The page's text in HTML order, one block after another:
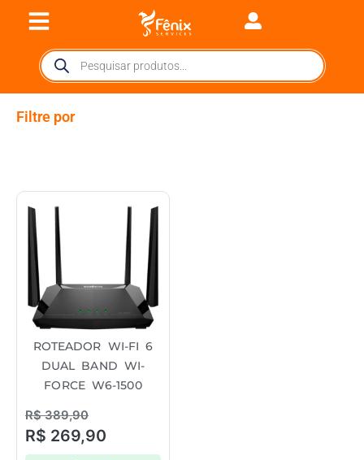
Filtre por
ROTEADOR WI-FI 6
DUAL BAND WI-
FORCE W6-1500
R$389,90
R$ 269,90